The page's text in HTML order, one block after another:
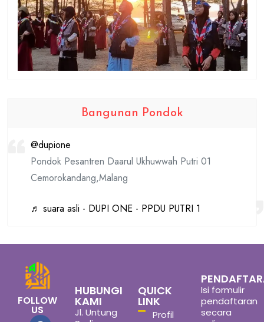
Bangunan Pondok
@dupione
Pondok Pesantren Daarul Ukhuwwah Putri 01
Cemorokandang,Malang
♬ suara asli - DUPI ONE - PPDU PUTRI 1
FOLLOW
US
HUBUNGI
KAMI
Jl. Untung
QUICK
LINK
Profil
Isi formulir
pendaftaran
secara